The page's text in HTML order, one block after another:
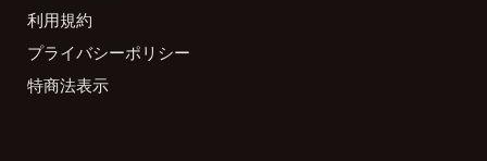
利用規約
プライバシーポリシー
特商法表示